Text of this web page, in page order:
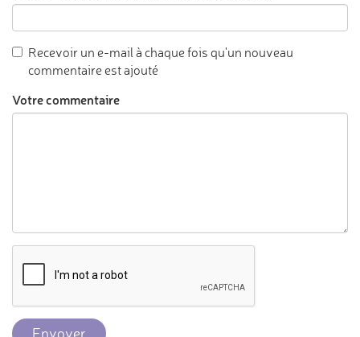
Recevoir un e-mail à chaque fois qu'un nouveau
commentaire est ajouté
Votre commentaire
Envoyer